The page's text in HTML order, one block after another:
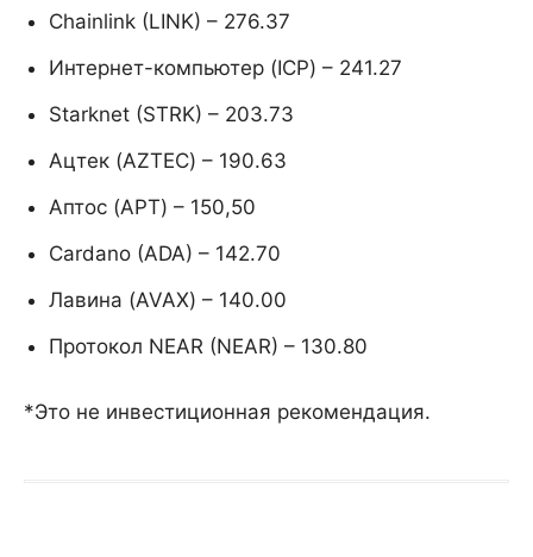
Chainlink (LINK) – 276.37
Интернет-компьютер (ICP) – 241.27
Starknet (STRK) – 203.73
Ацтек (AZTEC) – 190.63
Аптос (APT) – 150,50
Cardano (ADA) – 142.70
Лавина (AVAX) – 140.00
Протокол NEAR (NEAR) – 130.80
*Это не инвестиционная рекомендация.